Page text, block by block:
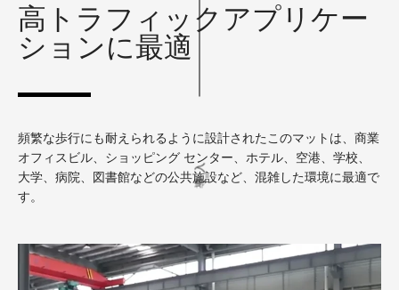
導入
高トラフィックアプリケー
ションに最適
頻繁な歩行にも耐えられるように設計されたこのマットは、商業
オフィスビル、ショッピング センター、ホテル、空港、学校、
大学、病院、図書館などの公共施設など、混雑した環境に最適で
す。